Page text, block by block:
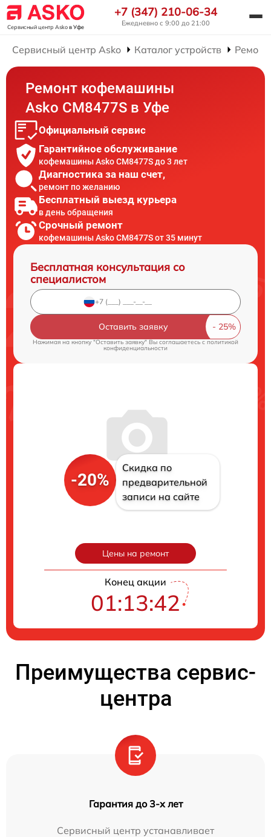
Сервисный центр Askoв Уфе
+7 (347) 210-06-34
Ежедневно с 9:00 до 21:00
Сервисный центр Asko Каталог устройств
Ремонт кофемашины
Asko CM8477S в Уфе
Официальный сервис
Гарантийное обслуживание
кофемашины Asko CM8477S до 3 лет
Диагностика за наш счет,
ремонт по желанию
Бесплатный выезд курьера
в день обращения
Срочный ремонт
кофемашины Asko CM8477S от 35 минут
Бесплатная консультация со
специалистом
Оставить заявку
Нажимая на кнопку "Оставить заявку" Вы соглашаетесь cполитикой
конфиденциальности
-20%
Скидка по
предварительной
записи на сайте
Цены на ремонт
Конец акции
01:13:41
Преимущества сервис-
центра
Гарантия до 3-х лет
Сервисный центр устанавливает